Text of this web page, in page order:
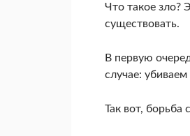
Что такое зло?
существовать.
В пер­вую
слу­чае:
Так вот, борьба